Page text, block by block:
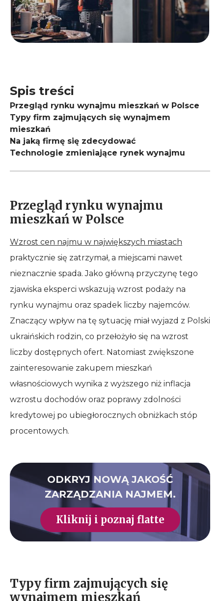
Przegląd rynku wynajmu
mieszkań w Polsce
Wzrost cen najmu w największych miastach
praktycznie się zatrzymał, a miejscami nawet
nieznacznie spada. Jako główną przyczynę tego
zjawiska eksperci wskazują wzrost podaży na
rynku wynajmu oraz spadek liczby najemców.
Znaczący wpływ na tę sytuację miał wyjazd z Polski
ukraińskich rodzin, co przełożyło się na wzrost
liczby dostępnych ofert. Natomiast zwiększone
zainteresowanie zakupem mieszkań
własnościowych wynika z wyższego niż inflacja
wzrostu dochodów oraz poprawy zdolności
kredytowej po ubiegłorocznych obniżkach stóp
procentowych.
ODKRYJ NOWĄ JAKOŚĆ
ZARZĄDZANIA NAJMEM.
Kliknij i poznaj flatte
Typy firm zajmujących się
wynajmem mieszkań
Spis treści
Przegląd rynku wynajmu mieszkań w Polsce
Typy firm zajmujących się wynajmem
mieszkań
Na jaką firmę się zdecydować
Technologie zmieniające rynek wynajmu